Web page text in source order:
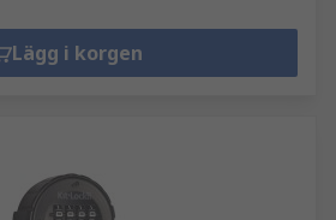
Lägg i korgen